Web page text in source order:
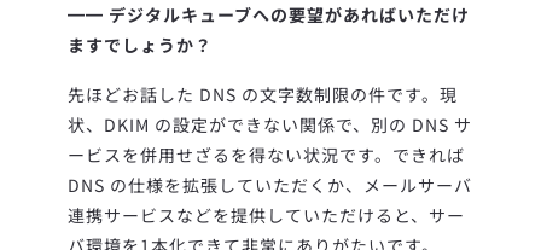
━━ デジタルキューブへの要望があればいただけ
ますでしょうか？
先ほどお話した DNS の文字数制限の件です。現
状、DKIM の設定ができない関係で、別の DNS サ
ービスを併用せざるを得ない状況です。できれば
DNS の仕様を拡張していただくか、メールサーバ
連携サービスなどを提供していただけると、サー
バ環境を1本化できて非常にありがたいです。